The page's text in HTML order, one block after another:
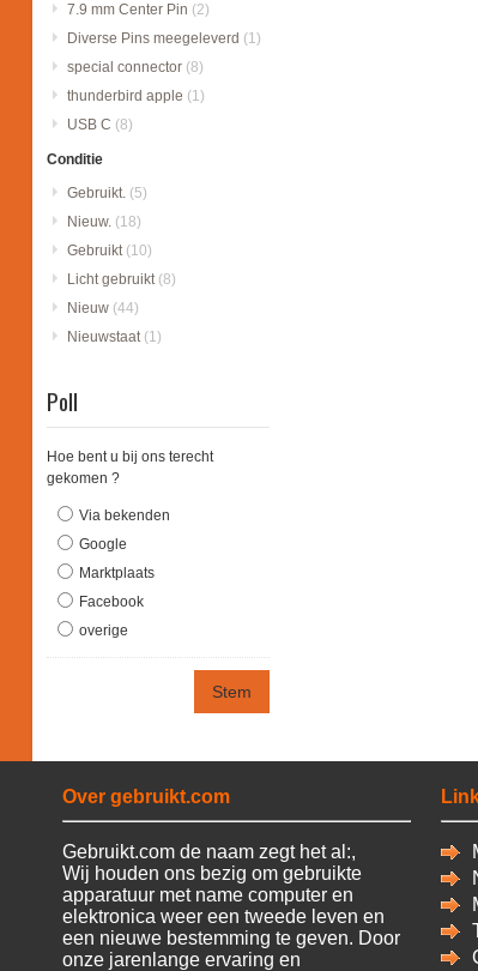
7.9 mm Center Pin (2)
Diverse Pins meegeleverd (1)
special connector (8)
thunderbird apple (1)
USB C (8)
Conditie
Gebruikt. (5)
Nieuw. (18)
Gebruikt (10)
Licht gebruikt (8)
Nieuw (44)
Nieuwstaat (1)
Poll
Hoe bent u bij ons terecht
gekomen ?
Via bekenden
Google
Marktplaats
Facebook
overige
Stem
Over gebruikt.com
Gebruikt.com de naam zegt het al:,
Wij houden ons bezig om gebruikte
apparatuur met name computer en
elektronica weer een tweede leven en
een nieuwe bestemming te geven. Door
onze jarenlange ervaring en